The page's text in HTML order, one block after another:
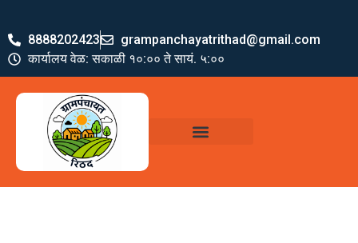
8888202423
grampanchayatrithad@gmail.com
कार्यालय वेळ: सकाळी १०:०० ते सायं. ५:००